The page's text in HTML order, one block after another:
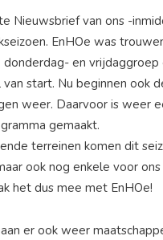
Nieuwsbrief van ons -
EnHOe was
donderdag- en vrijdaggroep
start. Nu beginnen ook
weer. Daarvoor is weer
gemaakt.
terreinen komen dit
ook nog enkele voor ons
het dus mee met EnHOe!
er ook weer